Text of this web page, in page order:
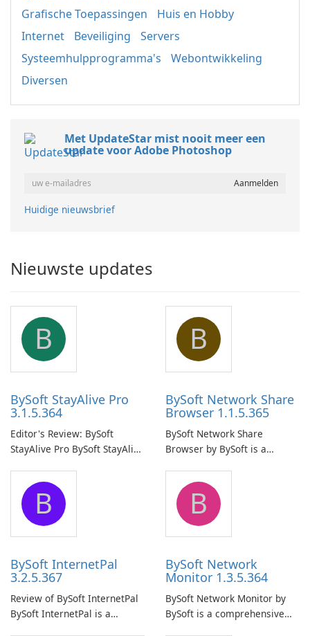
Grafische Toepassingen
Huis en Hobby
Internet
Beveiliging
Servers
Systeemhulpprogramma's
Webontwikkeling
Diversen
Met UpdateStar mist nooit meer een
update voor Adobe Photoshop
Huidige nieuwsbrief
Nieuwste updates
B
BySoft StayAlive Pro
3.1.5.364
Editor's Review: BySoft
StayAlive Pro BySoft StayAlive
application designed to
ensure the continuous and
uninterrupted operation of
your computer system.
B
BySoft Network Share
Browser 1.1.5.365
BySoft Network Share
Browser by BySoft is a
application that allows users
to easily browse and manage
shared folders on their
network.
B
BySoft InternetPal
3.2.5.367
Review of BySoft InternetPal
BySoft InternetPal is a
B
BySoft Network
Monitor 1.3.5.364
BySoft Network Monitor by
BySoft is a comprehensive